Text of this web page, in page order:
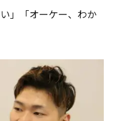
」「オーケー、わか